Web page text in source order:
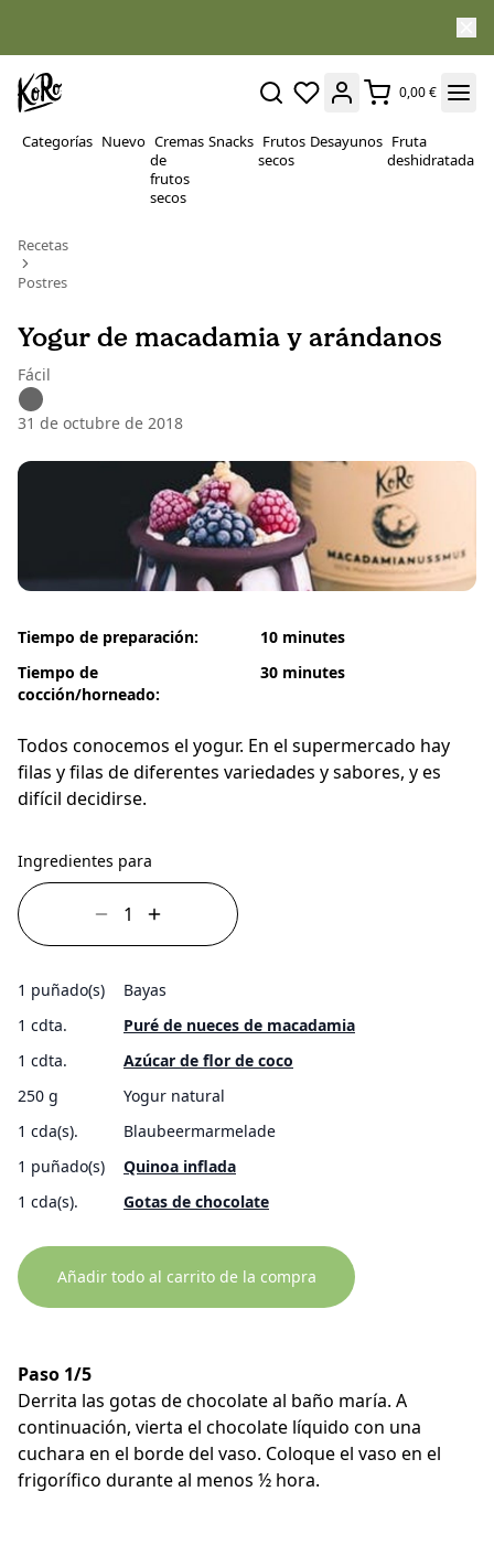
0,00 €
Categorías Nuevo Cremas
de
frutos
secos
Snacks Frutos
secos
Desayunos Fruta
deshidratada
Recetas
Postres
Yogur de macadamia y arándanos
Fácil
31 de octubre de 2018
Tiempo de preparación:
Tiempo de
cocción/horneado:
10 minutes
30 minutes
Todos conocemos el yogur. En el supermercado hay
filas y filas de diferentes variedades y sabores, y es
difícil decidirse.
Ingredientes para
1 puñado(s)
Bayas
1 cdta.
Puré de nueces de macadamia
1 cdta.
Azúcar de flor de coco
250 g
Yogur natural
1 cda(s).
Blaubeermarmelade
1 puñado(s)
Quinoa inflada
1 cda(s).
Gotas de chocolate
Añadir todo al carrito de la compra
Paso 1/5
Derrita las gotas de chocolate al baño maría. A
continuación, vierta el chocolate líquido con una
cuchara en el borde del vaso. Coloque el vaso en el
frigorífico durante al menos ½ hora.